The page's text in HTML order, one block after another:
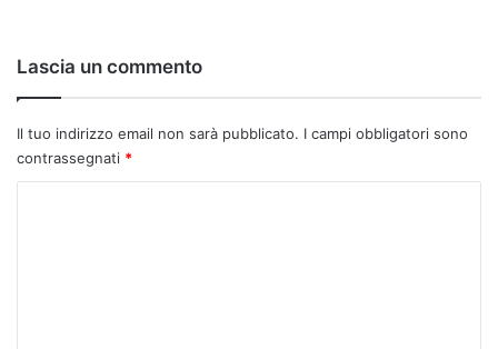
Lascia un commento
Il tuo indirizzo email non sarà pubblicato. I campi obbligatori sono
contrassegnati *